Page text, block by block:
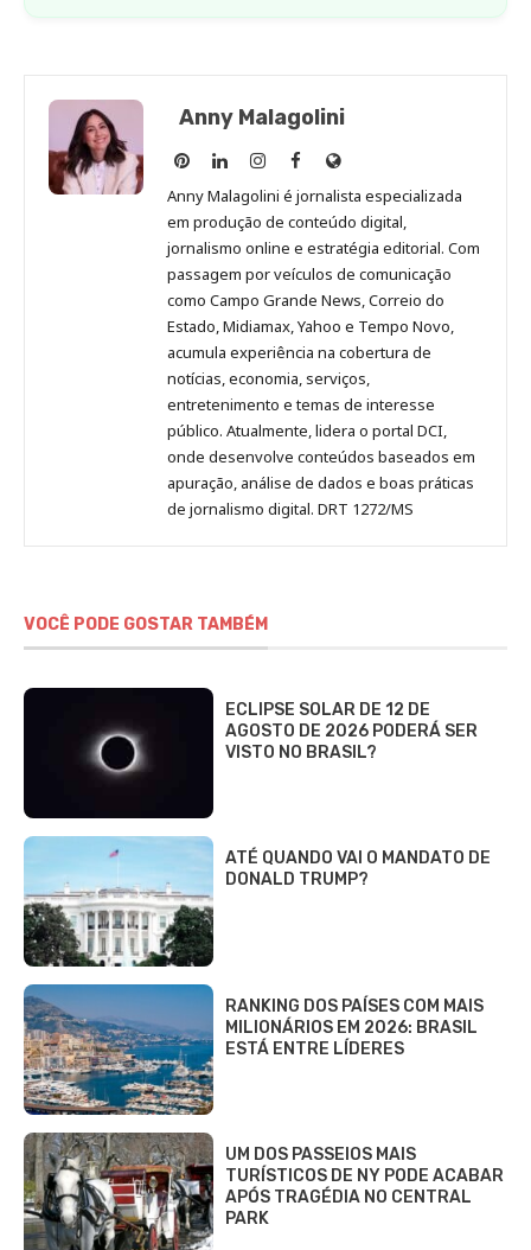
Anny Malagolini
Anny
Malagolini
no
Pinterest
Anny
Malagolini
no
LinkedIn
Anny
Malagolini
no
Instagram
Anny
Malagolini
no
Facebook
Site
de
Anny
Malagolini
Anny Malagolini é jornalista especializada
em produção de conteúdo digital,
jornalismo online e estratégia editorial. Com
passagem por veículos de comunicação
como Campo Grande News, Correio do
Estado, Midiamax, Yahoo e Tempo Novo,
acumula experiência na cobertura de
notícias, economia, serviços,
entretenimento e temas de interesse
público. Atualmente, lidera o portal DCI,
onde desenvolve conteúdos baseados em
apuração, análise de dados e boas práticas
de jornalismo digital. DRT 1272/MS
VOCÊ PODE GOSTAR TAMBÉM
ECLIPSE SOLAR DE 12 DE
AGOSTO DE 2026 PODERÁ SER
VISTO NO BRASIL?
ATÉ QUANDO VAI O MANDATO DE
DONALD TRUMP?
RANKING DOS PAÍSES COM MAIS
MILIONÁRIOS EM 2026: BRASIL
ESTÁ ENTRE LÍDERES
UM DOS PASSEIOS MAIS
TURÍSTICOS DE NY PODE ACABAR
APÓS TRAGÉDIA NO CENTRAL
PARK